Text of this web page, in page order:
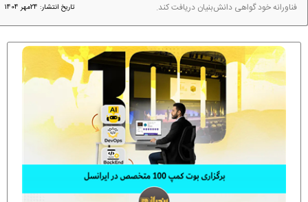
فناورانه خود گواهی دانش‌بنیان دریافت کند.
تاریخ انتشار: 24مهر 1404